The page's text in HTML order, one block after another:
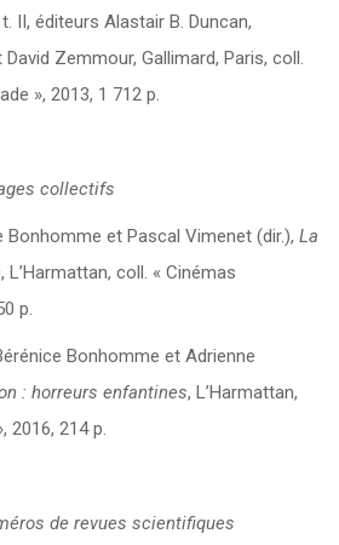
t. II, éditeurs Alastair B. Duncan,
Zemmour, Gallimard, Paris, coll.
», 2013, 1 712 p.
collectifs
Bonhomme et Pascal Vimenet (dir.), La
, L’Harmattan, coll. « Cinémas
p.
Bonhomme et Adrienne
: horreurs enfantines, L’Harmattan,
2016, 214 p.
de revues scientifiques